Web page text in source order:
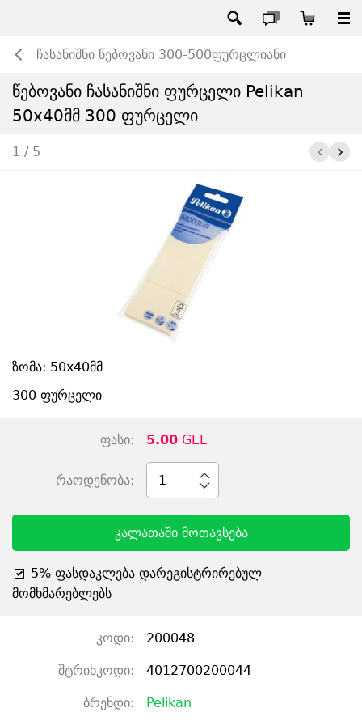
ჩასანიშნი წებოვანი 300-500ფურცლიანი
წებოვანი ჩასანიშნი ფურცელი Pelikan
50x40მმ 300 ფურცელი
1 / 5
ზომა: 50x40მმ
300 ფურცელი
ფასი: 5.00GEL
რაოდენობა: 1
კალათაში მოთავსება
5% ფასდაკლება დარეგისტრირებულ
მომხმარებლებს
კოდი: 200048
შტრიხკოდი: 4012700200044
ბრენდი: Pelikan